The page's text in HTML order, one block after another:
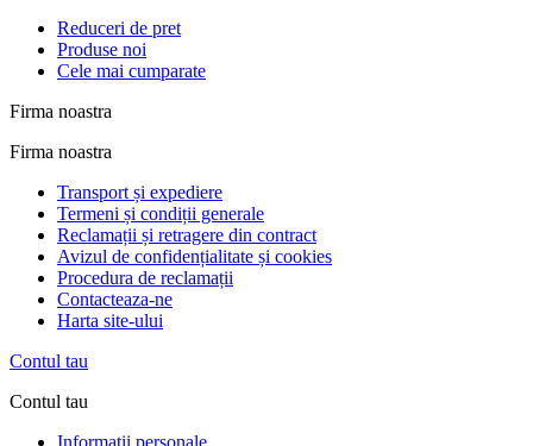
Reduceri de pret
Produse noi
Cele mai cumparate
Firma noastra
Firma noastra
Transport și expediere
Termeni și condiții generale
Reclamații și retragere din contract
Avizul de confidențialitate și cookies
Procedura de reclamații
Contacteaza-ne
Harta site-ului
Contul tau
Contul tau